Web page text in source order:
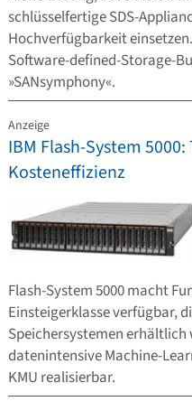
schlüsselfertige SDS-
Hochverfügbarkeit
Software-defined-Storage-
»SANsymphony«.
Anzeige
IBM Flash-System
Kosteneffizienz
Flash-System 5000 macht
Einsteigerklasse verfügbar,
Speichersystemen
datenintensive Machine-
KMU realisierbar.